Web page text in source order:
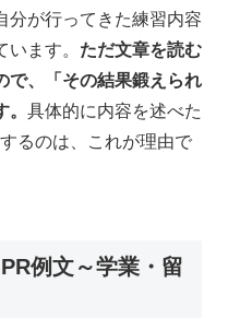
分が行ってきた練習内容
ます。 ただ文章を読む
で、「その結果鍛えられ
具体的に内容を述べた
るのは、これが理由で
例文～学業・留